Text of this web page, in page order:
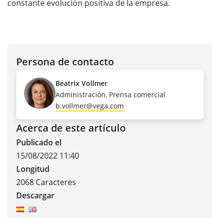
constante evolución positiva de la empresa.
Persona de contacto
Beatrix Vollmer
Administración, Prensa comercial
b.vollmer@vega.com
Acerca de este artículo
Publicado el
15/08/2022 11:40
Longitud
2068 Caracteres
Descargar